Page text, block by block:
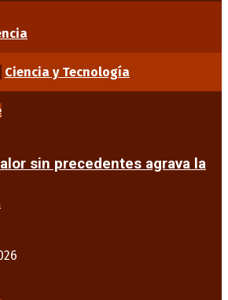
Ciencia y Tecnología
sin precedentes agrava la